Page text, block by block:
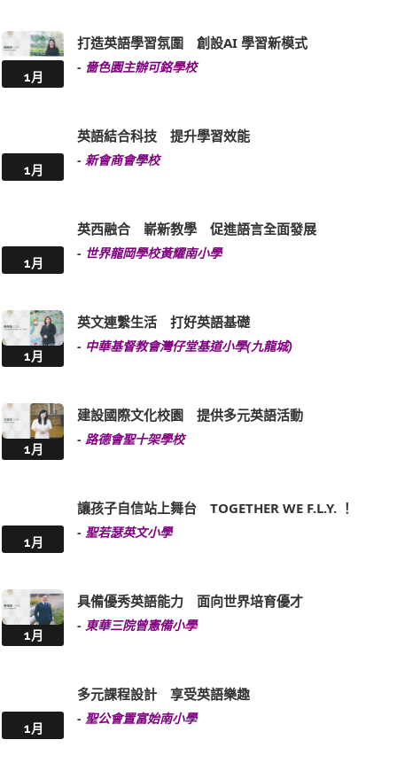
1月
打造英語學習氛圍 創設AI 學習新模式
- 嗇色園主辦可銘學校
1月
英語結合科技 提升學習效能
- 新會商會學校
1月
英西融合 嶄新教學 促進語言全面發展
- 世界龍岡學校黃耀南小學
1月
英文連繫生活 打好英語基礎
- 中華基督教會灣仔堂基道小學(九龍城)
1月
建設國際文化校園 提供多元英語活動
- 路德會聖十架學校
1月
讓孩子自信站上舞台 TOGETHER WE F.L.Y. ！
- 聖若瑟英文小學
1月
具備優秀英語能力 面向世界培育優才
- 東華三院曾憲備小學
1月
多元課程設計 享受英語樂趣
- 聖公會置富始南小學